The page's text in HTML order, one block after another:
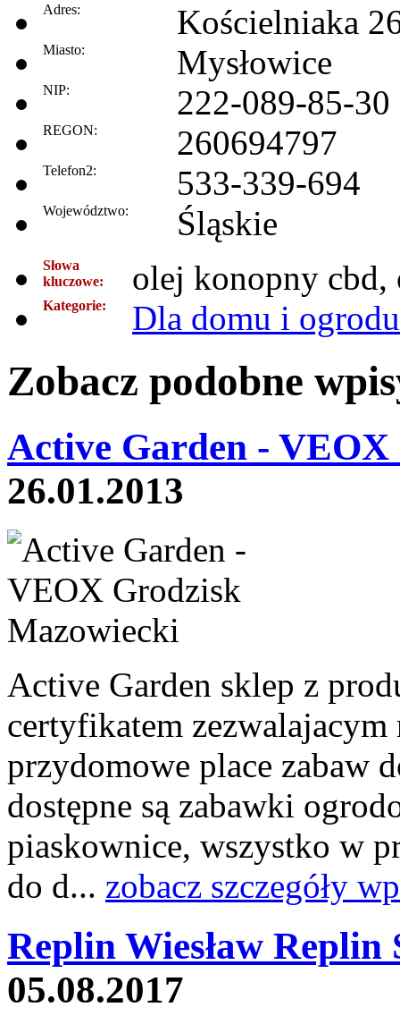
Adres: Kościelniaka
Miasto: Mysłowice
NIP: 222-089-85-30
REGON: 260694797
Telefon2: 533-339-694
Województwo: Śląskie
Słowa
kluczowe:
olej konopny
Kategorie: Dla domu i ogrodu
Zobacz podobne
Active Garden - VEOX
26.01.2013
Active Garden sklep z
certyfikatem
przydomowe place zabaw
dostępne są zabawki
piaskownice, wszystko w
do d... zobacz szczegóły
Replin Wiesław Replin
05.08.2017